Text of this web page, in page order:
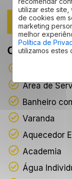
utilizar este
de cookies em
marketing
melhor
Política de
utilizamos estes
+ DETALHES
Área de
Banheiro
Varanda
Aquecedor
Academia
Água